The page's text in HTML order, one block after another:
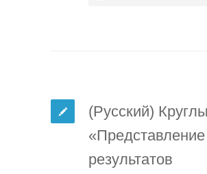
(Русский)
«Представление
результатов